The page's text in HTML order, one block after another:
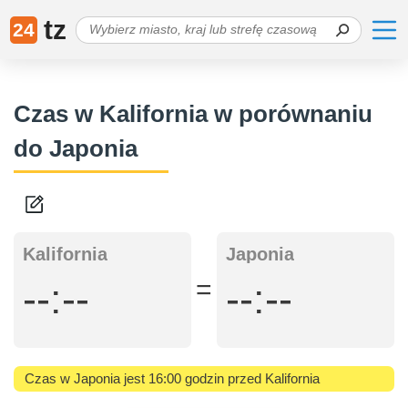
24 tz
Czas w Kalifornia w porównaniu
do Japonia
Kalifornia
--:-- =
Japonia
--:--
Czas w Japonia jest 16:00 godzin przed Kalifornia